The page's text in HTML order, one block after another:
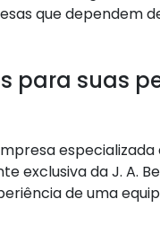
que dependem
para suas
especializada
exclusiva da J. A.
de uma